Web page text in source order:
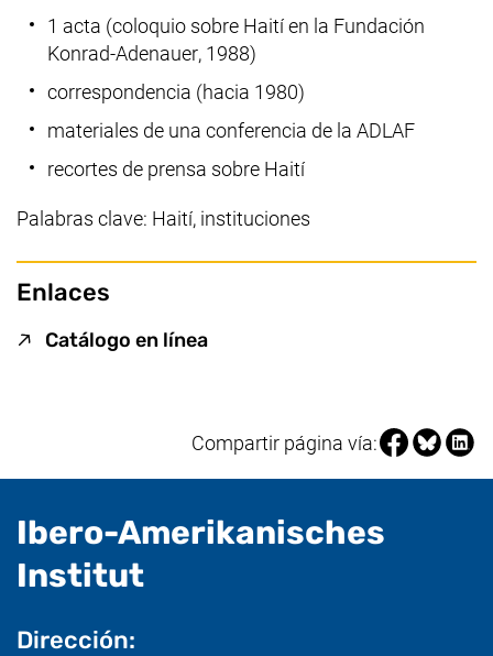
1 acta (coloquio sobre Haití en la Fundación
Konrad-Adenauer, 1988)
correspondencia (hacia 1980)
materiales de una conferencia de la ADLAF
recortes de prensa sobre Haití
Palabras clave: Haití, instituciones
Enlaces
Catálogo en línea(enlace externo, abre una
Compartir página vía:Compartir
Ibero-Amerikanisches
Institut- Información útil
Dirección: